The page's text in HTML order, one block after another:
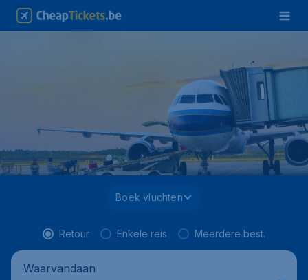
Boek vluchten
Retour Enkele reis Meerdere best.
Waarvandaan